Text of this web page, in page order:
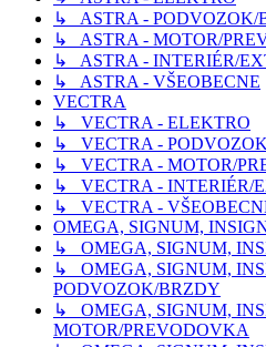
↳ ASTRA - PODVOZOK/
↳ ASTRA - MOTOR/
↳ ASTRA - INTERIÉR/
↳ ASTRA - VŠEOBECNE
VECTRA
↳ VECTRA - ELEKTRO
↳ VECTRA -
↳ VECTRA - MOTOR/
↳ VECTRA - INTERIÉR/
↳ VECTRA -
OMEGA, SIGNUM,
↳ OMEGA, SIGNUM,
↳ OMEGA, SIGNUM,
PODVOZOK/BRZDY
↳ OMEGA, SIGNUM,
MOTOR/PREVODOVKA